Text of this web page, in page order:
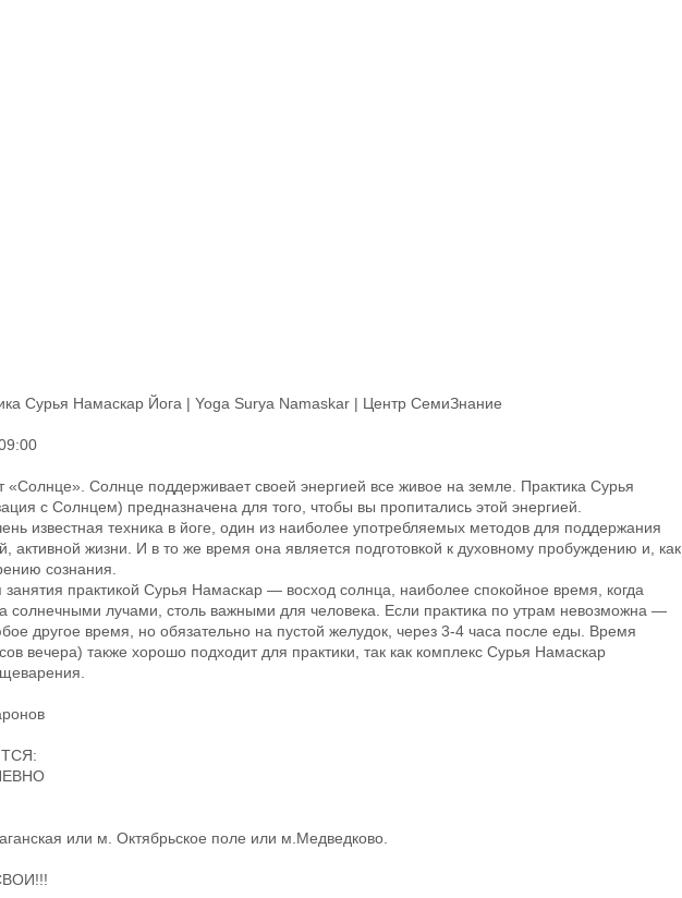
Сурья Намаскар Йога | Yoga Surya Namaskar | Центр СемиЗнание
«Солнце». Солнце поддерживает своей энергией все живое на земле. Практика Сурья
с Солнцем) предназначена для того, чтобы вы пропитались этой энергией.
известная техника в йоге, один из наиболее употребляемых методов для поддержания
активной жизни. И в то же время она является подготовкой к духовному пробуждению и, как
сознания.
практикой Сурья Намаскар — восход солнца, наиболее спокойное время, когда
солнечными лучами, столь важными для человека. Если практика по утрам невозможна —
другое время, но обязательно на пустой желудок, через 3-4 часа после еды. Время
вечера) также хорошо подходит для практики, так как комплекс Сурья Намаскар
или м. Октябрьское поле или м.Медведково.